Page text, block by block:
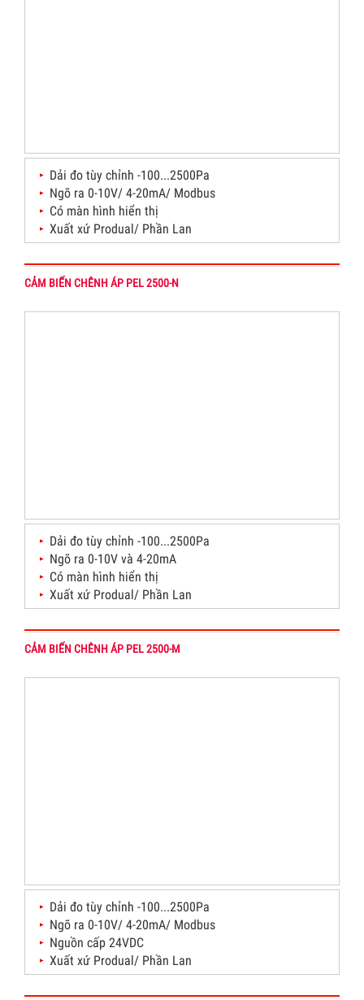
Dải đo tùy chỉnh -100...2500Pa
Ngõ ra 0-10V/ 4-20mA/ Modbus
Có màn hình hiển thị
Xuất xứ Produal/ Phần Lan
CẢM BIẾN CHÊNH ÁP PEL 2500-N
Dải đo tùy chỉnh -100...2500Pa
Ngõ ra 0-10V và 4-20mA
Có màn hình hiển thị
Xuất xứ Produal/ Phần Lan
CẢM BIẾN CHÊNH ÁP PEL 2500-M
Dải đo tùy chỉnh -100...2500Pa
Ngõ ra 0-10V/ 4-20mA/ Modbus
Nguồn cấp 24VDC
Xuất xứ Produal/ Phần Lan